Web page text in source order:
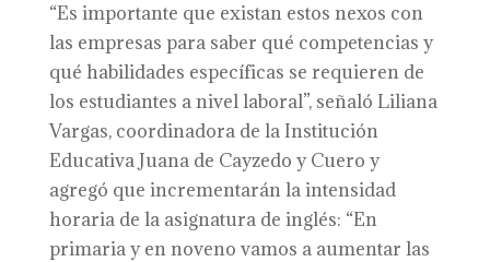
“Es importante que existan estos nexos con
las empresas para saber qué competencias y
qué habilidades específicas se requieren de
los estudiantes a nivel laboral”, señaló Liliana
Vargas, coordinadora de la Institución
Educativa Juana de Cayzedo y Cuero y
agregó que incrementarán la intensidad
horaria de la asignatura de inglés: “En
primaria y en noveno vamos a aumentar las